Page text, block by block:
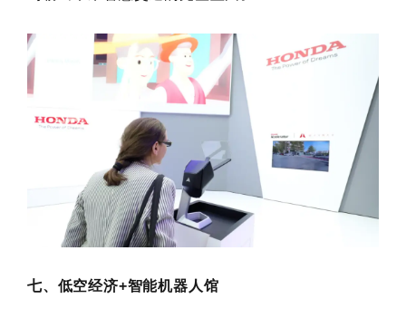
七、低空经济+智能机器人馆